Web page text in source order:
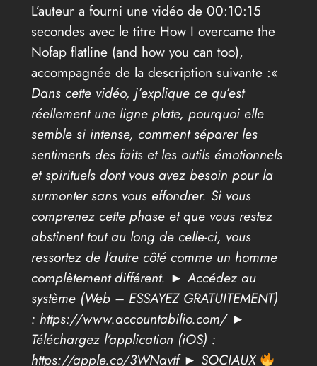
L’auteur a fourni une vidéo de 00:10:15
secondes avec le titre How I overcame the
Nofap flatline (and how you can too),
accompagnée de la description suivante :«
Dans cette vidéo, j’explique ce qu’est
réellement une ligne plate, pourquoi elle
semble si intense, comment séparer les
sentiments des faits et les outils émotionnels
et spirituels dont vous avez besoin pour la
surmonter sans vous effondrer. Si vous
comprenez cette phase et que vous restez
abstinent tout au long de celle-ci, vous
ressortez de l’autre côté comme un homme
complètement différent. ► Accédez au
système (Web – ESSAYEZ GRATUITEMENT)
: https://www.accountabilio.com/ ►
Téléchargez l’application (iOS) :
https://apple.co/3WNavtf ► SOCIAUX